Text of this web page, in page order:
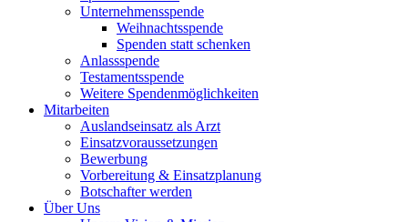
Unternehmens­spende
Weihnachtsspende
Spenden statt schenken
Anlassspende
Testamentsspende
Weitere Spenden­möglichkeiten
Mitarbeiten
Auslandseinsatz als Arzt
Einsatzvoraussetzungen
Bewerbung
Vorbereitung & Einsatzplanung
Botschafter werden
Über Uns